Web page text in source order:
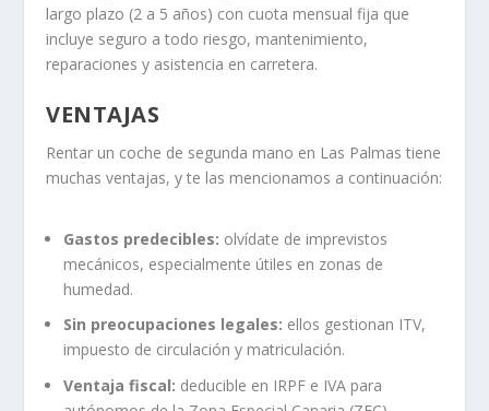
largo plazo (2 a 5 años) con cuota mensual fija que
incluye seguro a todo riesgo, mantenimiento,
reparaciones y asistencia en carretera.
VENTAJAS
Rentar un coche de segunda mano en Las Palmas tiene
muchas ventajas, y te las mencionamos a continuación:
Gastos predecibles: olvídate de imprevistos
mecánicos, especialmente útiles en zonas de
humedad.
Sin preocupaciones legales: ellos gestionan ITV,
impuesto de circulación y matriculación.
Ventaja fiscal: deducible en IRPF e IVA para